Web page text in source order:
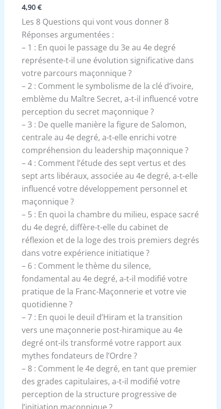
4,90 €
Les 8 Questions qui vont vous donner 8
Réponses argumentées :
– 1 : En quoi le passage du 3e au 4e degré
représente-t-il une évolution significative dans
votre parcours maçonnique ?
– 2 : Comment le symbolisme de la clé d’ivoire,
emblème du Maître Secret, a-t-il influencé votre
perception du secret maçonnique ?
– 3 : De quelle manière la figure de Salomon,
centrale au 4e degré, a-t-elle enrichi votre
compréhension du leadership maçonnique ?
– 4 : Comment l’étude des sept vertus et des
sept arts libéraux, associée au 4e degré, a-t-elle
influencé votre développement personnel et
maçonnique ?
– 5 : En quoi la chambre du milieu, espace sacré
du 4e degré, diffère-t-elle du cabinet de
réflexion et de la loge des trois premiers degrés
dans votre expérience initiatique ?
– 6 : Comment le thème du silence,
fondamental au 4e degré, a-t-il modifié votre
pratique de la Franc-Maçonnerie et votre vie
quotidienne ?
– 7 : En quoi le deuil d’Hiram et la transition
vers une maçonnerie post-hiramique au 4e
degré ont-ils transformé votre rapport aux
mythes fondateurs de l’Ordre ?
– 8 : Comment le 4e degré, en tant que premier
des grades capitulaires, a-t-il modifié votre
perception de la structure progressive de